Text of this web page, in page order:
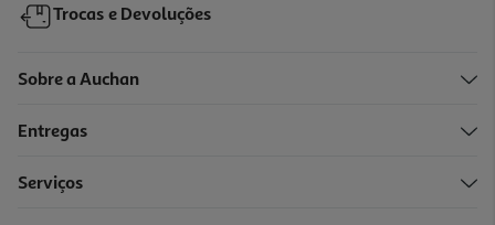
Trocas e Devoluções
Sobre a Auchan
Entregas
Serviços